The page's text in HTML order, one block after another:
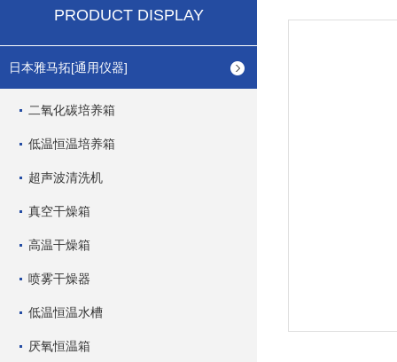
PRODUCT DISPLAY
日本雅马拓[通用仪器]
二氧化碳培养箱
低温恒温培养箱
超声波清洗机
真空干燥箱
高温干燥箱
喷雾干燥器
低温恒温水槽
厌氧恒温箱